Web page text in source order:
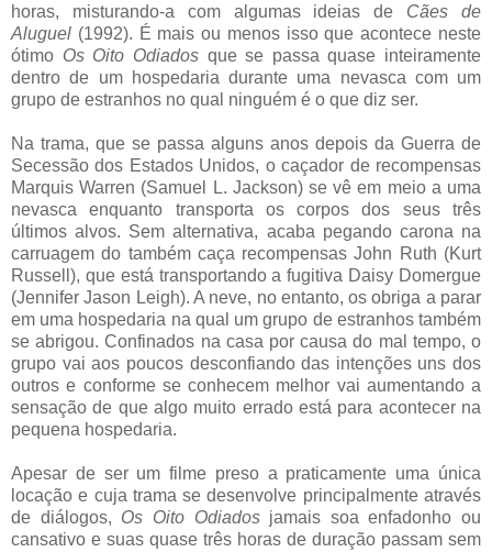
horas, misturando-a com algumas ideias de Cães de
Aluguel (1992). É mais ou menos isso que acontece neste
ótimo Os Oito Odiadosque se passa quase inteiramente
dentro de um hospedaria durante uma nevasca com um
grupo de estranhos no qual ninguém é o que diz ser.
Na trama, que se passa alguns anos depois da Guerra de
Secessão dos Estados Unidos, o caçador de recompensas
Marquis Warren (Samuel L. Jackson) se vê em meio a uma
nevasca enquanto transporta os corpos dos seus três
últimos alvos. Sem alternativa, acaba pegando carona na
carruagem do também caça recompensas John Ruth (Kurt
Russell), que está transportando a fugitiva Daisy Domergue
(Jennifer Jason Leigh). A neve, no entanto, os obriga a parar
em uma hospedaria na qual um grupo de estranhos também
se abrigou. Confinados na casa por causa do mal tempo, o
grupo vai aos poucos desconfiando das intenções uns dos
outros e conforme se conhecem melhor vai aumentando a
sensação de que algo muito errado está para acontecer na
pequena hospedaria.
Apesar de ser um filme preso a praticamente uma única
locação e cuja trama se desenvolve principalmente através
de diálogos, Os Oito Odiadosjamais soa enfadonho ou
cansativo e suas quase três horas de duração passam sem